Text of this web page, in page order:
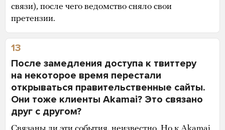
связи), после чего ведомство сняло свои
претензии.
13
После замедления доступа к твиттеру
на некоторое время перестали
открываться правительственные сайты.
Они тоже клиенты Akamai? Это связано
друг с другом?